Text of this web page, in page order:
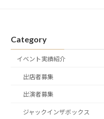
Category
イベント実績紹介
出店者募集
出演者募集
ジャックインザボックス